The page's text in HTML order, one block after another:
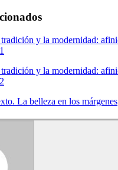
y la modernidad:
y la modernidad:
La belleza en los márgenes